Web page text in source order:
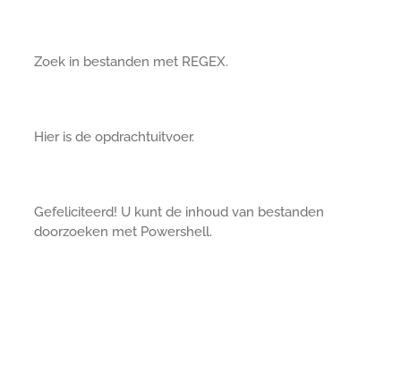
Zoek in bestanden met REGEX.
Hier is de opdrachtuitvoer.
Gefeliciteerd! U kunt de inhoud van bestanden
doorzoeken met Powershell.